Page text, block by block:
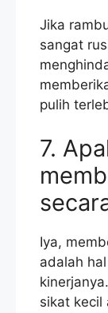
Jika
sangat
pulih
7.
Iya,
adalah
sikat kecil